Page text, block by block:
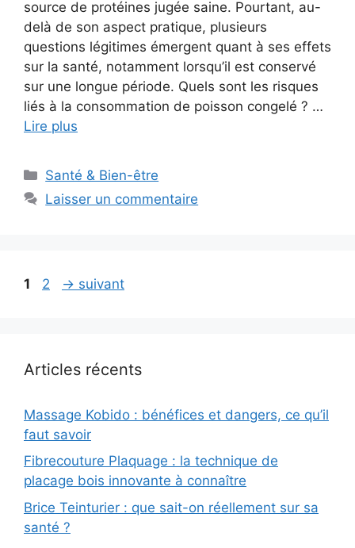
source de protéines jugée saine. Pourtant, au-
delà de son aspect pratique, plusieurs
questions légitimes émergent quant à ses effets
sur la santé, notamment lorsqu’il est conservé
sur une longue période. Quels sont les risques
liés à la consommation de poisson congelé ? …
Lire plus
Catégories
Santé & Bien-être
Laisser un commentaire
Page
1 Page
2 → suivant
Articles récents
Massage Kobido : bénéfices et dangers, ce qu’il
faut savoir
Fibrecouture Plaquage : la technique de
placage bois innovante à connaître
Brice Teinturier : que sait-on réellement sur sa
santé ?